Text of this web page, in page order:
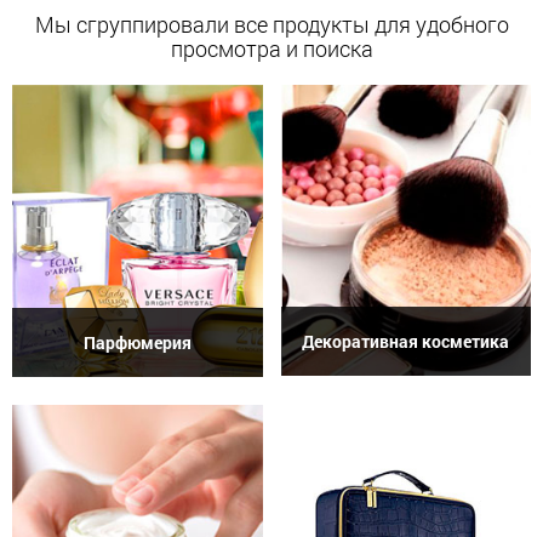
Мы сгруппировали все продукты для удобного
просмотра и поиска
Парфюмерия Декоративная косметика